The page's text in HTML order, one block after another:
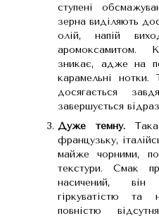
ступені
зерна виділяють
олій, напій
аромоксамитом.
зникає, адже на
карамельні нотки.
досягається
завершується
Дуже темну.
французьку,
майже чорними,
текстури. Смак
насичений, він
гіркуватістю та
повністю